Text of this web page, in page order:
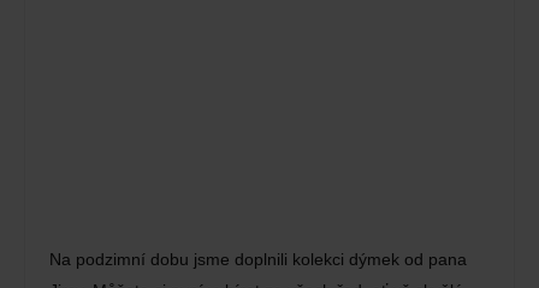
Na podzimní dobu jsme doplnili kolekci dýmek od pana